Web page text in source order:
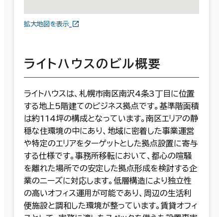
拡大地図を表示
ライトハウスのビル概要
ライトハウスは、札幌市南区南沢4条3丁目に位置
する地上5階建てのビジネス拠点です。基準階面積
は約114坪の構成となっています。南区エリアの静
穏な住環境の中にあり、地域に密着した事業運営
や特定のエリアをターゲットとした拠点設置に寄与
する仕様です。事務所移転において、都心の喧騒
を離れた場所での安定した拠点形成を検討する企
業のニーズに対応します。低層構造により独立性
の高いオフィス運用が可能であり、周辺の生活利
便施設と調和した環境が整っています。賃貸オフィ